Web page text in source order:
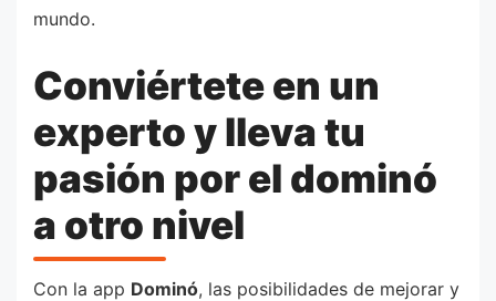
mundo.
Conviértete en un
experto y lleva tu
pasión por el dominó
a otro nivel
Con la app Dominó, las posibilidades de mejorar y